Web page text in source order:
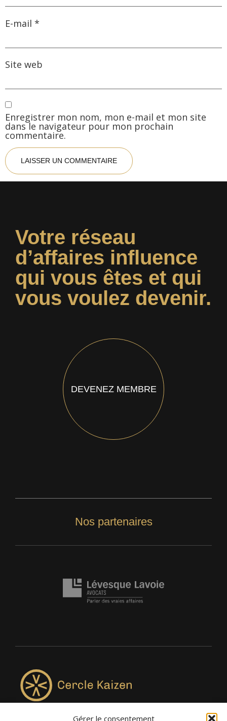
Gérer le consentement
E-mail *
Site web
Enregistrer mon nom, mon e-mail et mon site
dans le navigateur pour mon prochain
commentaire.
Votre réseau
d’affaires influence
qui vous êtes et qui
vous voulez devenir.
DEVENEZ MEMBRE
Nos partenaires